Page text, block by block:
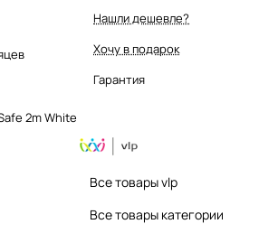
2m White
Нашли дешевле?
Хочу в подарок
Гарантия
Все товары vlp
Все товары категории